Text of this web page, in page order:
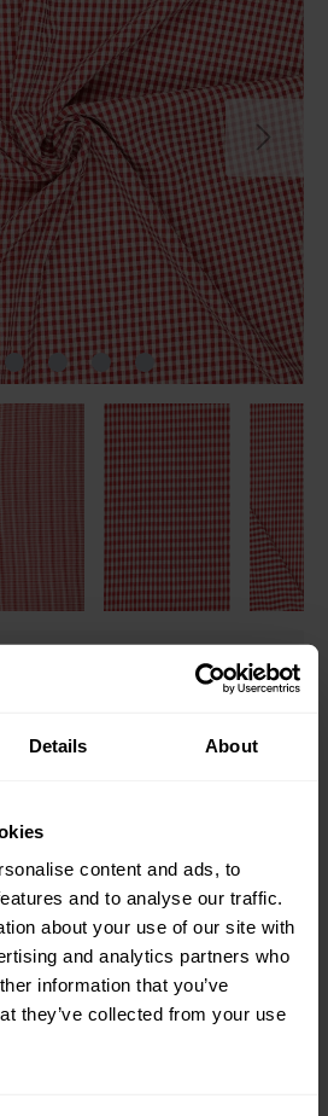
Details About
content and ads, to
and to analyse our traffic.
about your use of our site with
and analytics partners who
information that you’ve
they’ve collected from your use
Rot
145
Fashion
Summer